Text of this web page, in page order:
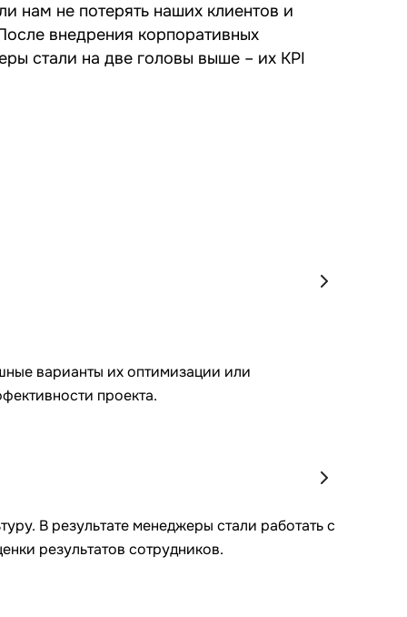
нам не потерять наших клиентов и
внедрения корпоративных
стали на две головы выше – их KPI
варианты их оптимизации или
проекта.
В результате менеджеры стали работать с
результатов сотрудников.